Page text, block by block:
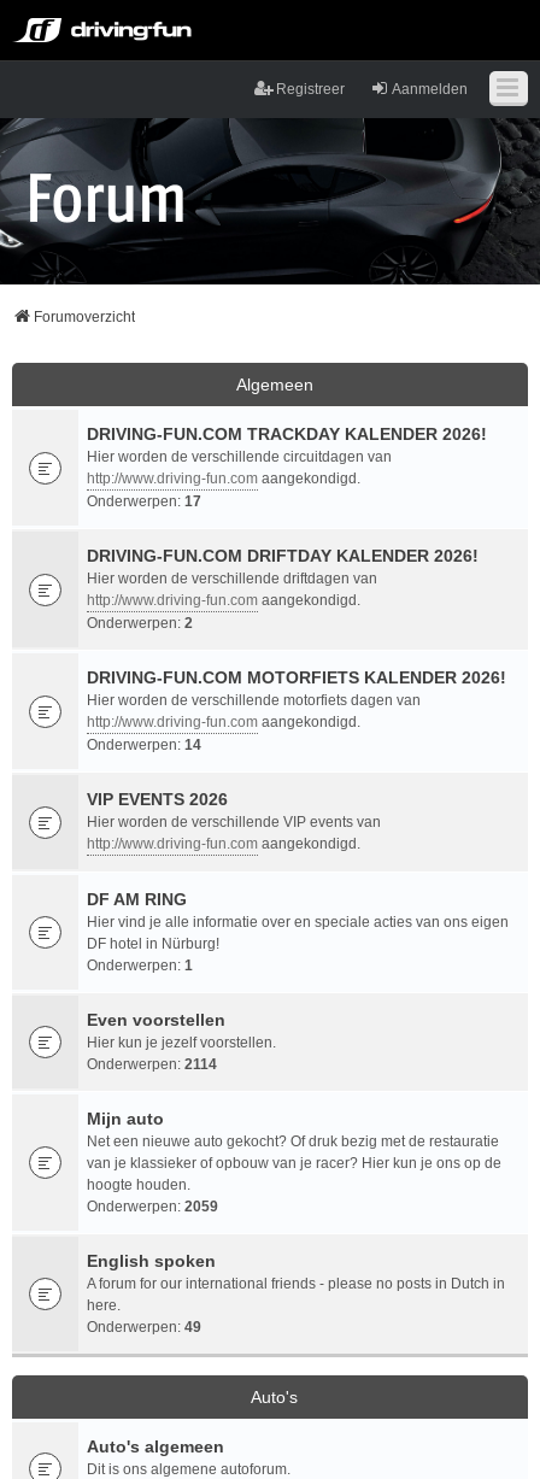
Aanmelden
Registreer
Forumoverzicht
Algemeen
DRIVING-FUN.COM TRACKDAY KALENDER 2026!
Hier worden de verschillende circuitdagen van
http://www.driving-fun.com aangekondigd.
Onderwerpen: 17
DRIVING-FUN.COM DRIFTDAY KALENDER 2026!
Hier worden de verschillende driftdagen van
http://www.driving-fun.com aangekondigd.
Onderwerpen: 2
DRIVING-FUN.COM MOTORFIETS KALENDER 2026!
Hier worden de verschillende motorfiets dagen van
http://www.driving-fun.com aangekondigd.
Onderwerpen: 14
VIP EVENTS 2026
Hier worden de verschillende VIP events van
http://www.driving-fun.com aangekondigd.
DF AM RING
Hier vind je alle informatie over en speciale acties van ons eigen
DF hotel in Nürburg!
Onderwerpen: 1
Even voorstellen
Hier kun je jezelf voorstellen.
Onderwerpen: 2114
Mijn auto
Net een nieuwe auto gekocht? Of druk bezig met de restauratie
van je klassieker of opbouw van je racer? Hier kun je ons op de
hoogte houden.
Onderwerpen: 2059
English spoken
A forum for our international friends - please no posts in Dutch in
here.
Onderwerpen: 49
Auto's
Auto's algemeen
Dit is ons algemene autoforum.